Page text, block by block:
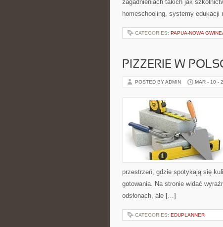
zagadnieniach takich jak
homeschooling, systemy
CATEGORIES: PAPUA-NOWA
PIZZERIE W
POSTED BY ADMIN MAR - 10 -
przestrzeń, gdzie spotykają się
gotowania. Na stronie widać
odsłonach, ale […]
CATEGORIES: EDUPLANNER